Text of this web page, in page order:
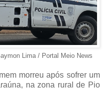
Lima / Portal Meio News
morreu após sofrer um
na zona rural de Pio